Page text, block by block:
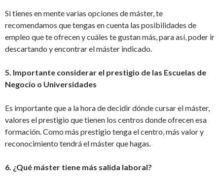
Si tienes en mente varias opciones de máster, te
recomendamos que tengas en cuenta las posibilidades de
empleo que te ofrecen y cuáles te gustan más, para así, poder ir
descartando y encontrar el máster indicado.
5. Importante considerar el prestigio de las Escuelas de
Negocio o Universidades
Es importante que a la hora de decidir dónde cursar el máster,
valores el prestigio que tienen los centros donde ofrecen esa
formación. Como más prestigio tenga el centro, más valor y
reconocimiento tendrá el máster que hagas.
6. ¿Qué máster tiene más salida laboral?